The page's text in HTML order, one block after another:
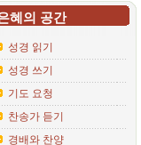
혜의 공간
성경 읽기
성경 쓰기
기도 요청
찬송가 듣기
경배와 찬양